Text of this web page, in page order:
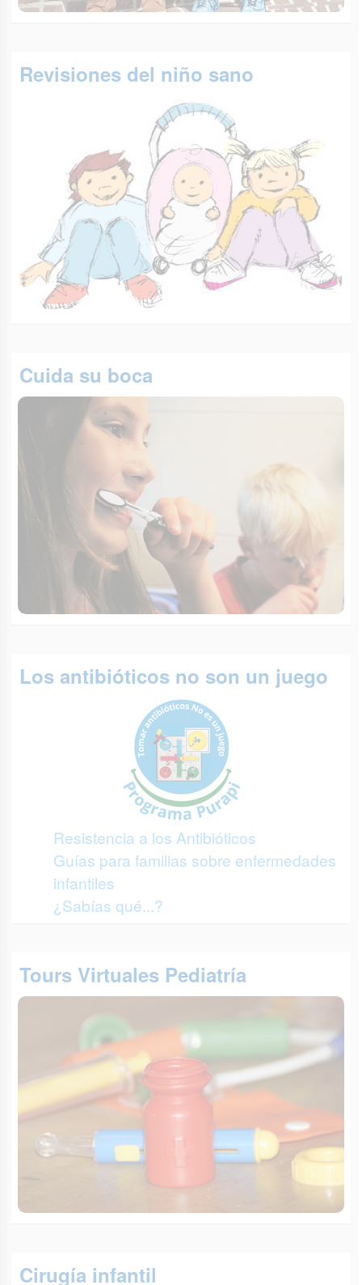
Revisiones del niño sano
Cuida su boca
Los antibióticos no son un juego
Resistencia a los Antibióticos
Guías para familias sobre enfermedades
infantiles
¿Sabías qué...?
Tours Virtuales Pediatría
Cirugía infantil